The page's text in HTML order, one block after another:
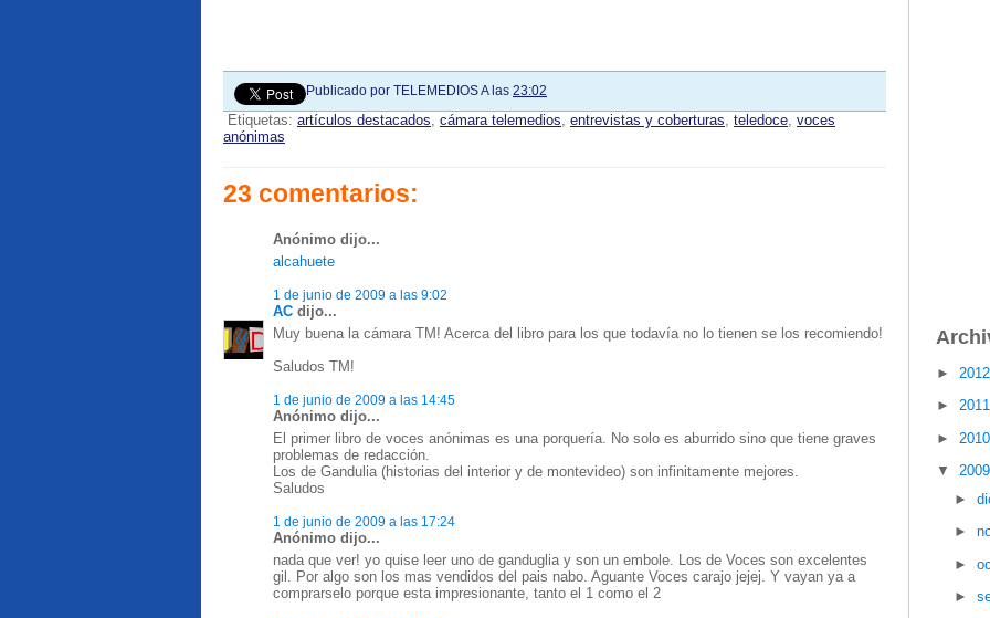
Publicado por TELEMEDIOSA las 23:02
Etiquetas: artículos destacados, cámara telemedios, entrevistas y coberturas, teledoce, voces
anónimas
23 comentarios:
Anónimo dijo...
alcahuete
1 de junio de 2009 a las 9:02
AC dijo...
Muy buena la cámara TM! Acerca del libro para los que todavía no lo tienen se los recomiendo!
Saludos TM!
1 de junio de 2009 a las 14:45
Anónimo dijo...
El primer libro de voces anónimas es una porquería. No solo es aburrido sino que tiene graves
problemas de redacción.
Los de Gandulia (historias del interior y de montevideo) son infinitamente mejores.
Saludos
1 de junio de 2009 a las 17:24
Anónimo dijo...
nada que ver! yo quise leer uno de ganduglia y son un embole. Los de Voces son excelentes
gil. Por algo son los mas vendidos del pais nabo. Aguante Voces carajo jejej. Y vayan ya a
comprarselo porque esta impresionante, tanto el 1 como el 2
►
►
►
▼
►
►
►
►